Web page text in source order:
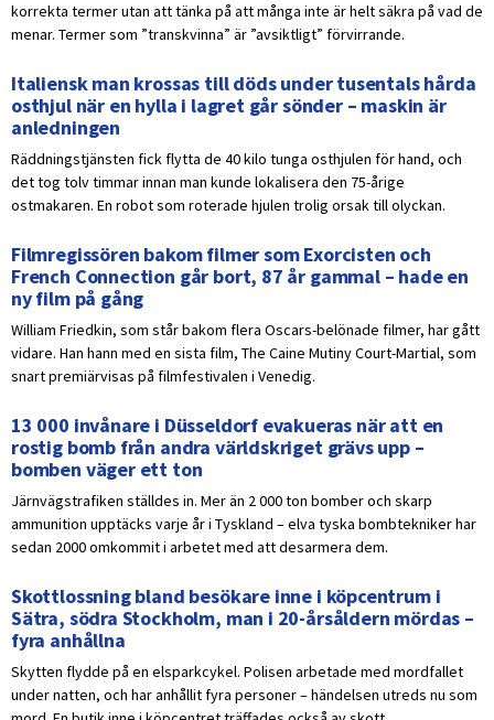
korrekta termer utan att tänka på att många inte är helt säkra på vad de
menar. Termer som ”transkvinna” är ”avsiktligt” förvirrande.
Italiensk man krossas till döds under tusentals hårda
osthjul när en hylla i lagret går sönder – maskin är
anledningen
Räddningstjänsten fick flytta de 40 kilo tunga osthjulen för hand, och
det tog tolv timmar innan man kunde lokalisera den 75-årige
ostmakaren. En robot som roterade hjulen trolig orsak till olyckan.
Filmregissören bakom filmer som Exorcisten och
French Connection går bort, 87 år gammal – hade en
ny film på gång
William Friedkin, som står bakom flera Oscars-belönade filmer, har gått
vidare. Han hann med en sista film, The Caine Mutiny Court-Martial, som
snart premiärvisas på filmfestivalen i Venedig.
13 000 invånare i Düsseldorf evakueras när att en
rostig bomb från andra världskriget grävs upp –
bomben väger ett ton
Järnvägstrafiken ställdes in. Mer än 2 000 ton bomber och skarp
ammunition upptäcks varje år i Tyskland – elva tyska bombtekniker har
sedan 2000 omkommit i arbetet med att desarmera dem.
Skottlossning bland besökare inne i köpcentrum i
Sätra, södra Stockholm, man i 20-årsåldern mördas –
fyra anhållna
Skytten flydde på en elsparkcykel. Polisen arbetade med mordfallet
under natten, och har anhållit fyra personer – händelsen utreds nu som